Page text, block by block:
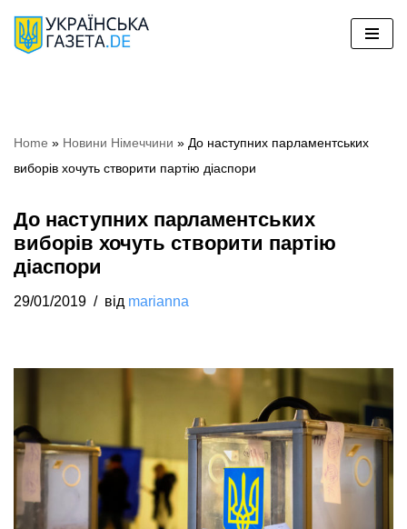
Перейти
Home » Новини Німеччини » До наступних парламентських
виборів хочуть створити партію діаспори
До наступних парламентських
виборів хочуть створити партію
діаспори
29/01/2019 від marianna